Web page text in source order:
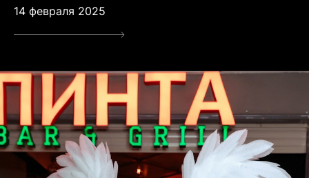
14 февраля 2025